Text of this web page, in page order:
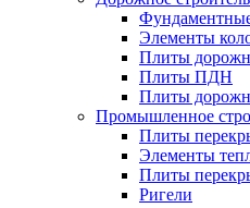
Элементы
Плиты
Плиты ПДН
Плиты
Промышленное
Плиты
Элементы
Плиты
Ригели